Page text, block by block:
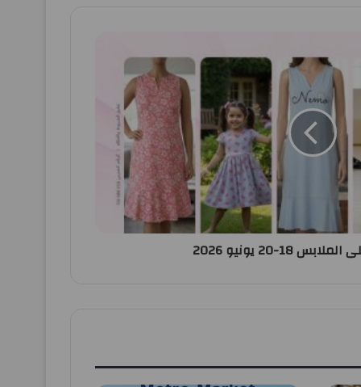
18-20 يونيو 2026